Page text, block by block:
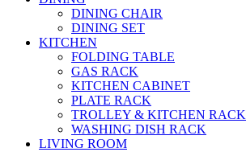
DINING CHAIR
DINING SET
KITCHEN
FOLDING TABLE
GAS RACK
KITCHEN CABINET
PLATE RACK
TROLLEY & KITCHEN RACK
WASHING DISH RACK
LIVING ROOM